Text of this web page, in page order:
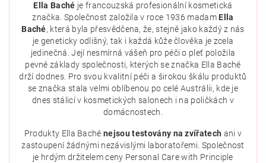
Vložením hodnocení souhlasíte sezásadami ochrany
Ella Baché je francouzská profesionální kosmetická
značka. Společnost založila v roce 1936 madam Ella
Baché, která byla přesvědčena, že, stejně jako každý z nás
je geneticky odlišný, tak i každá kůže člověka je zcela
jedinečná. Její nesmírná vášeň pro péči o pleť položila
pevné základy společnosti, kterých se značka Ella Baché
drží dodnes. Pro svou kvalitní péči a širokou škálu produktů
se značka stala velmi oblíbenou po celé Austrálii, kde je
dnes stálicí v kosmetických salonech i na poličkách v
domácnostech.
Produkty Ella Bachénejsou testovány na zvířatech ani v
zastoupení žádnými nezávislými laboratořemi. Společnost
je hrdým držitelem ceny Personal Care with Principle